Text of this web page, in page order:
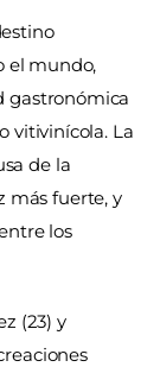
el mundo,
gastronómica
vitivinícola. La
de la
más fuerte, y
los
(23) y